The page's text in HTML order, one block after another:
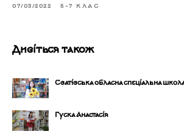
07/03/2022 5-7 КЛАС
Дивіться також
Сватівська обласна спеціальна
Гуска Анастасія